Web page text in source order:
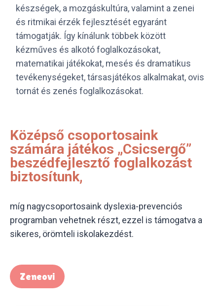
készségek, a mozgáskultúra, valamint a zenei
és ritmikai érzék fejlesztését egyaránt
támogatják. Így kínálunk többek között
kézműves és alkotó foglalkozásokat,
matematikai játékokat, mesés és dramatikus
tevékenységeket, társasjátékos alkalmakat, ovis
tornát és zenés foglalkozásokat.
Középső csoportosaink
számára játékos „Csicsergő”
beszédfejlesztő foglalkozást
biztosítunk,
míg nagycsoportosaink dyslexia-prevenciós
programban vehetnek részt, ezzel is támogatva a
sikeres, örömteli iskolakezdést.
Zeneovi